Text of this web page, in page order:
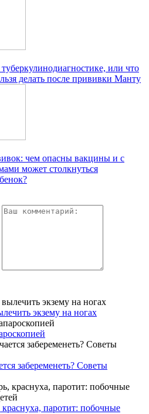
или что
делать после прививки Манту
чем опасны вакцины и с
может столкнуться
экзему на ногах
забеременеть? Советы
паротит: побочные